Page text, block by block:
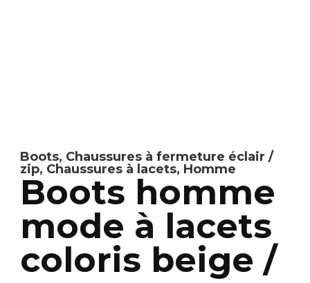
Boots, Chaussures à fermeture éclair /
zip, Chaussures à lacets, Homme
Boots homme
mode à lacets
coloris beige /